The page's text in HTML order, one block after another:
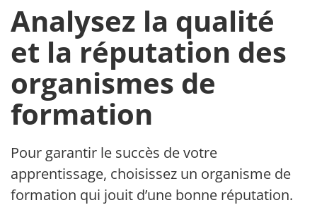
Analysez la qualité
et la réputation des
organismes de
formation
Pour garantir le succès de votre
apprentissage, choisissez un organisme de
formation qui jouit d’une bonne réputation.